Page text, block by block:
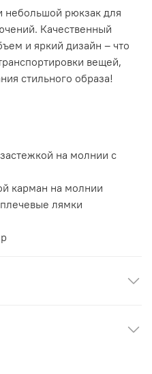
небольшой рюкзак для
Качественный
и яркий дизайн – что
вещей,
стильного образа!
на молнии с
карман на молнии
лямки